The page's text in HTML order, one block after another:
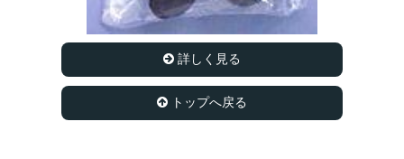
詳しく見る
トップへ戻る